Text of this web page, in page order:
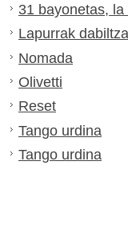
31 bayonetas,
Lapurrak
Nomada
Olivetti
Reset
Tango urdina
Tango urdina